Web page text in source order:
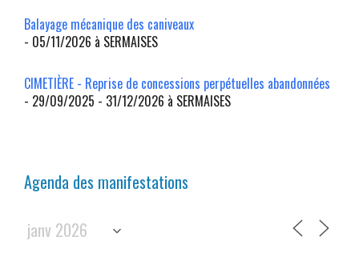
Balayage mécanique des caniveaux
- 05/11/2026 à SERMAISES
CIMETIÈRE - Reprise de concessions perpétuelles abandonnées
- 29/09/2025 - 31/12/2026 à SERMAISES
Agenda des manifestations